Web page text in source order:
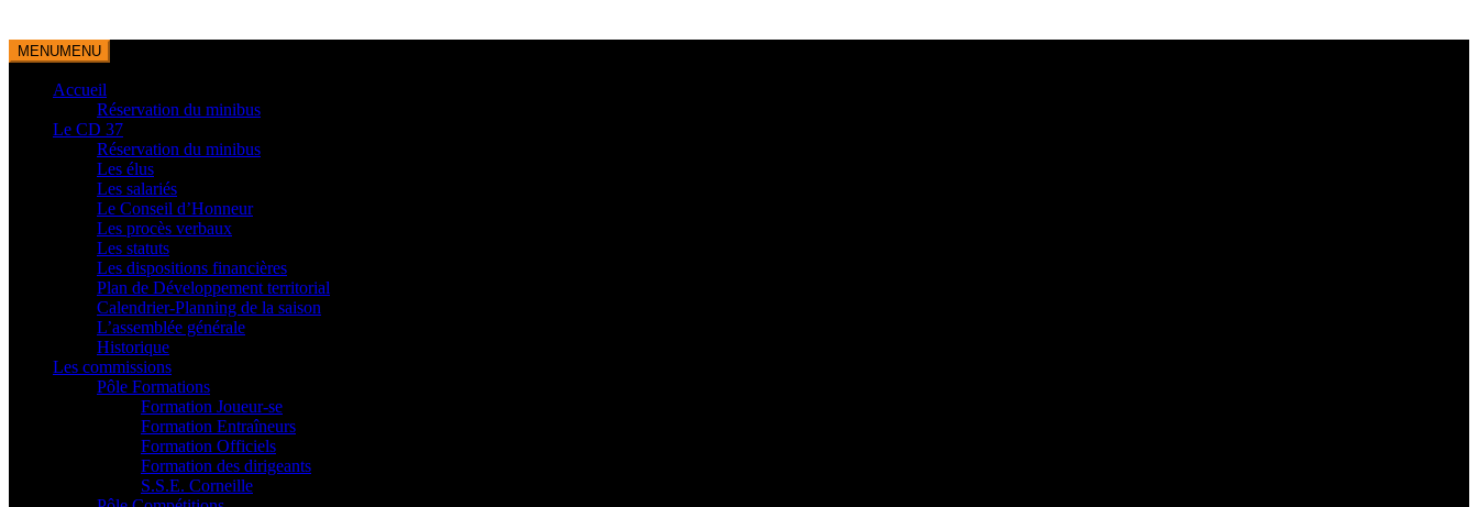
MENUMENU
Accueil
Réservation du minibus
Le CD 37
Réservation du minibus
Les élus
Les salariés
Le Conseil d’Honneur
Les procès verbaux
Les statuts
Les dispositions financières
Plan de Développement territorial
Calendrier-Planning de la saison
L’assemblée générale
Historique
Les commissions
Pôle Formations
Formation Joueur-se
Formation Entraîneurs
Formation Officiels
Formation des dirigeants
S.S.E. Corneille